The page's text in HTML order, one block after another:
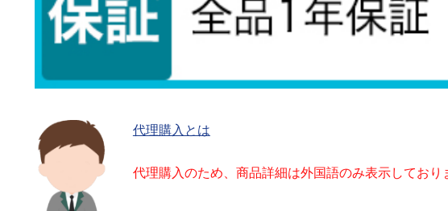
代理購入とは
代理購入のため、商品詳細は外国語のみ表示しており